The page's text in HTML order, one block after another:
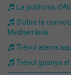
La polifonia
S’obre la
Mediterrània
Trèvol aterra
Trèvol guanya